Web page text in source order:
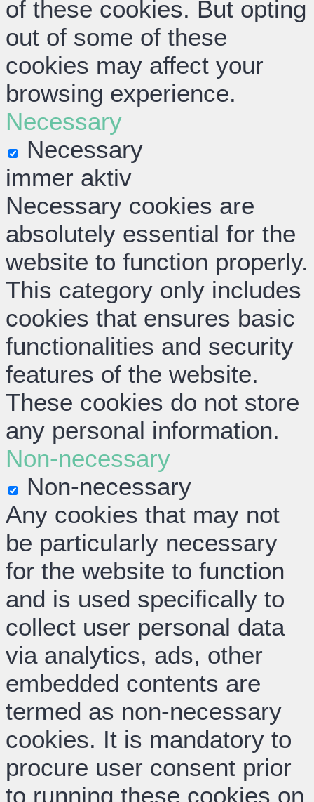
of these cookies. But opting
out of some of these
cookies may affect your
browsing experience.
Necessary
Necessary
immer aktiv
Necessary cookies are
absolutely essential for the
website to function properly.
This category only includes
cookies that ensures basic
functionalities and security
features of the website.
These cookies do not store
any personal information.
Non-necessary
Non-necessary
Any cookies that may not
be particularly necessary
for the website to function
and is used specifically to
collect user personal data
via analytics, ads, other
embedded contents are
termed as non-necessary
cookies. It is mandatory to
procure user consent prior
to running these cookies on